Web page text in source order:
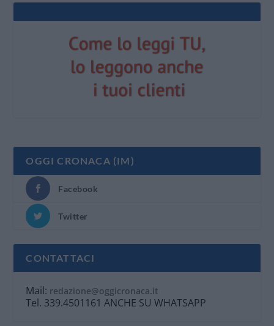
OGGI CRONACA (IM)
Facebook
Twitter
CONTATTACI
Mail: redazione@oggicronaca.it
Tel. 339.4501161 ANCHE SU WHATSAPP